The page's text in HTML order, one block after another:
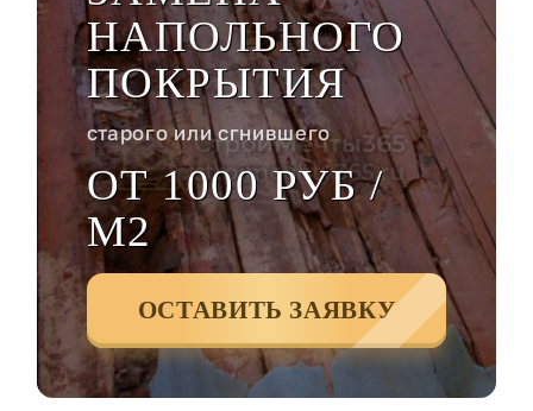
НАПОЛЬНОГО
ПОКРЫТИЯ
старого или сгнившего
ОТ 1000 РУБ /
М2
ОСТАВИТЬ ЗАЯВКУ